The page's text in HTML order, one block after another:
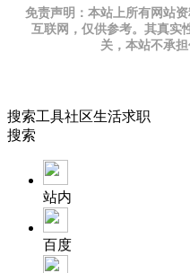
免责声明：本站上所有网站
互联网，仅供参考。其真实
关，本站不承担
搜索工具社区生活求职
搜索
站内
百度